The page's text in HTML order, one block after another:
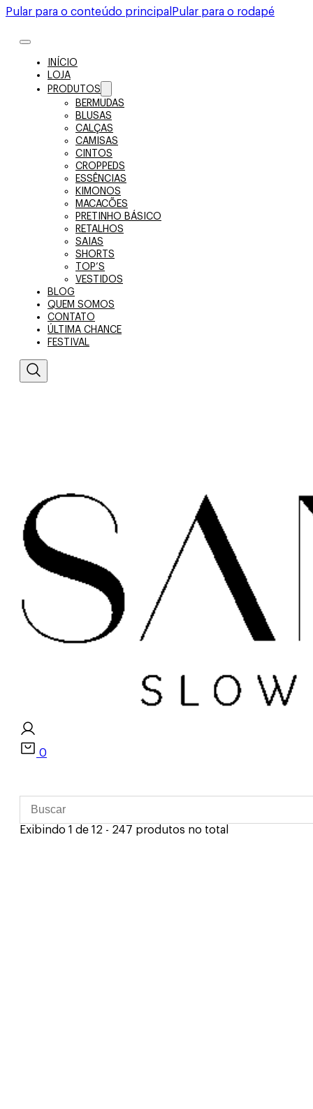
Pular para o conteúdo principal Pular para o rodapé
INÍCIO
LOJA
PRODUTOS
BERMUDAS
BLUSAS
CALÇAS
CAMISAS
CINTOS
CROPPEDS
ESSÊNCIAS
KIMONOS
MACACÕES
PRETINHO BÁSICO
RETALHOS
SAIAS
SHORTS
TOP’S
VESTIDOS
BLOG
QUEM SOMOS
CONTATO
ÚLTIMA CHANCE
FESTIVAL
0
Exibindo 1 de 12 - 247 produtos no total